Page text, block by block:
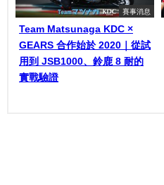
賽事消息
Team Matsunaga KDC ×
GEARS 合作始於 2020｜從試
用到 JSB1000、鈴鹿 8 耐的
實戰驗證